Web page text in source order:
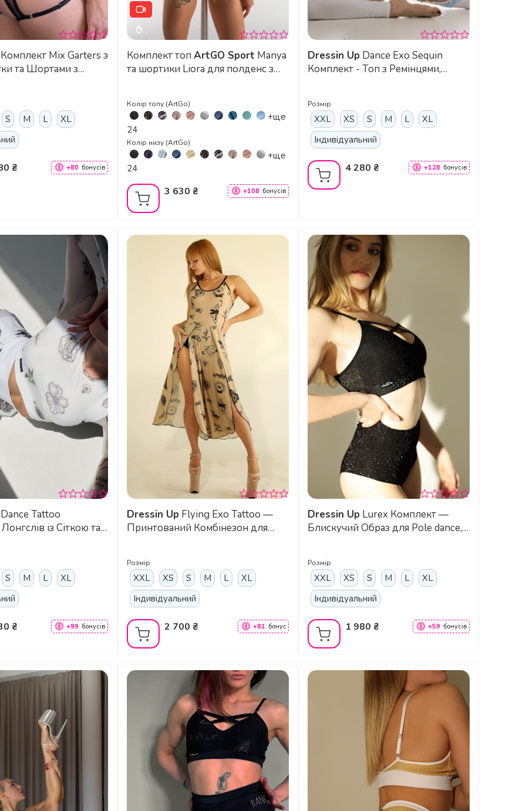
та Шортами з
S M L
XL
₴ +80 бонусів
Комплект топArtGO Sport Manya
та шортики Liora для полденс з
Колір топу (ArtGo)
+ще
24
Колір низу (ArtGo)
+ще
24
3 630 ₴ +108 бонусів
Dressin Up
Комплект - Топ з Ремінцями,
Виступів - синій
Розмір
XXL XS S M L
XL
Індивідуальний
4 280 ₴ +128 бонусів
із Сіткою та
S M L
XL
₴ +99 бонусів
Dressin Up
Принтований Комбінезон для
Розмір
XXL XS S M L
XL
Індивідуальний
2 700 ₴ +81 бонус
Dressin Up
Блискучий Образ для Рole dance,
Розмір
XXL XS S M L
XL
Індивідуальний
1 980 ₴ +59 бонусів